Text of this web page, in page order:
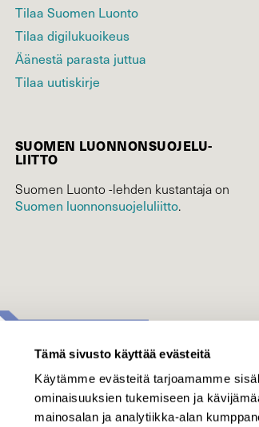
Tämä sivusto käyttää evästeitä
Käytämme evästeitä tarjoamamme
ominaisuuksien tukemiseen ja
mainosalan ja analytiikka-alan
Tilaa Suomen Luonto
Tilaa digilukuoikeus
Äänestä parasta juttua
Tilaa uutiskirje
SUOMEN LUONNON­SUOJELU­
LIITTO
Suomen Luonto -lehden kustantaja on
Suomen luonnonsuojelu­liitto.